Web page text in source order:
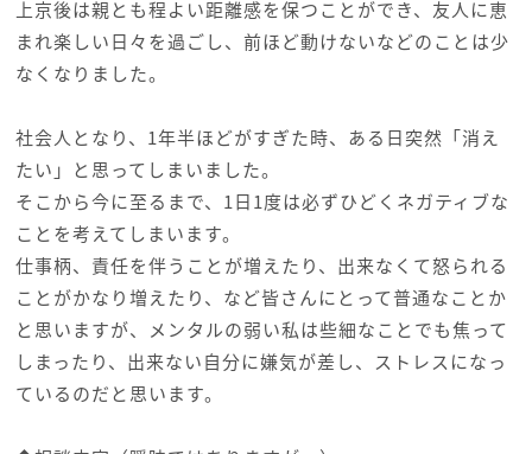
上京後は親とも程よい距離感を保つことができ、友人に恵
まれ楽しい日々を過ごし、前ほど動けないなどのことは少
なくなりました。
社会人となり、1年半ほどがすぎた時、ある日突然「消え
たい」と思ってしまいました。
そこから今に至るまで、1日1度は必ずひどくネガティブな
ことを考えてしまいます。
仕事柄、責任を伴うことが増えたり、出来なくて怒られる
ことがかなり増えたり、など皆さんにとって普通なことか
と思いますが、メンタルの弱い私は些細なことでも焦って
しまったり、出来ない自分に嫌気が差し、ストレスになっ
ているのだと思います。